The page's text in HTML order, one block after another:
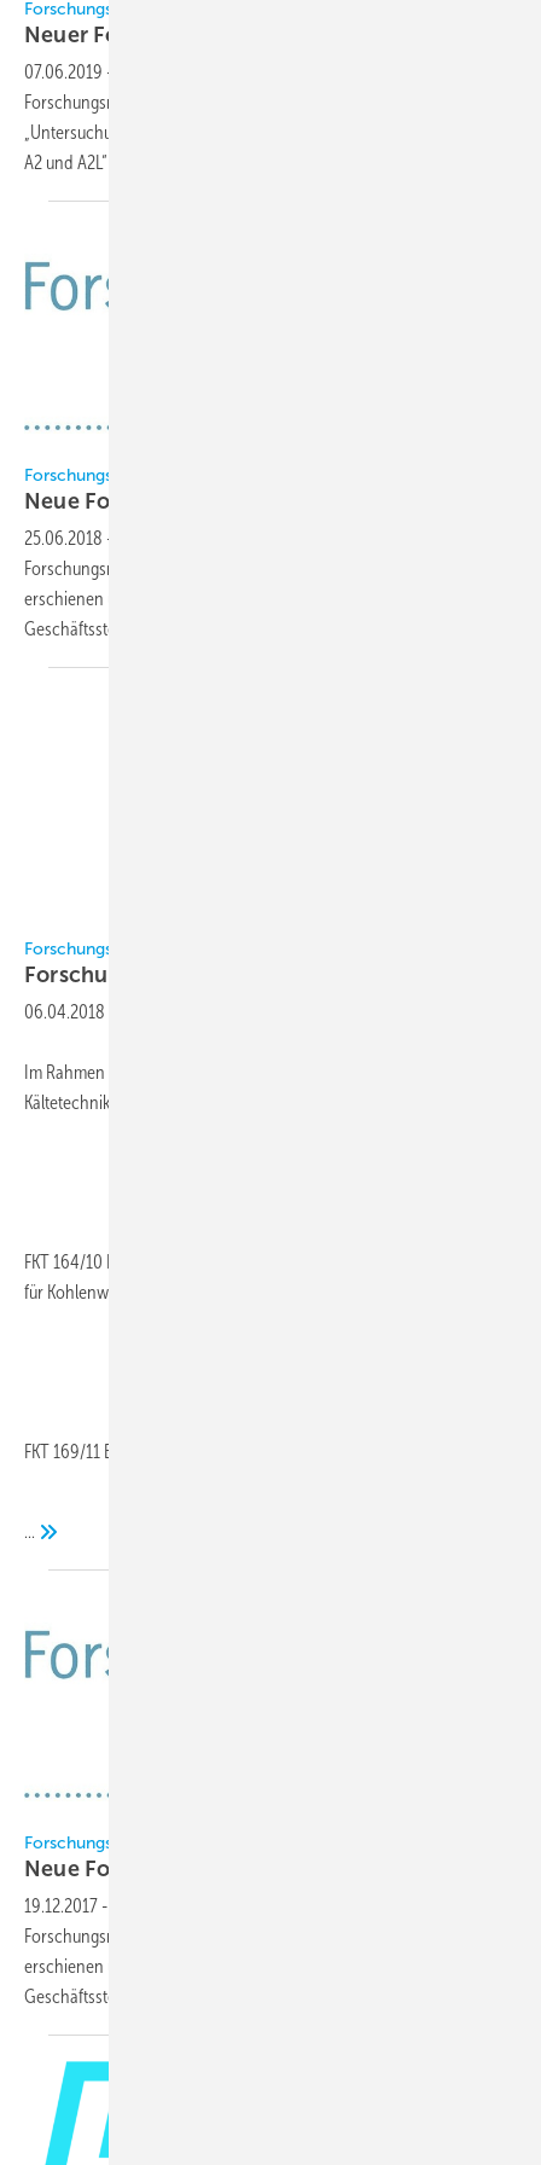
Forschungsrat Kältetechnik
Neuer Forschungsbericht
07.06.2019 -
Forschungsrats Kältetechnik e. V. ist der Forschungsbericht FKT 192/15
„Untersuchung der Odorierung von Kältemitteln der Gefahrenklassen
A2 und A2L“
Forschungsrat Kältetechnik
Neue Forschungsberichte
25.06.2018 -
Forschungsrats Kältetechnik sind folgende Forschungsberichte neu
erschienen und können gegen eine Schutzgebühr über die
Geschäftsstelle des Forschungsrats bezogen
Forschungsrat Kältetechnik
Forschungsberichte
06.04.2018
Im Rahmen der Forschungsaktivitäten des Forschungsrats
Kältetechnik sind folgende Forschungsberichte erschienen:
FKT 164/10 Evaluierung des Forschungsbedarfes von Schmierstoffen
für Kohlenwasserstoff-Kältemittel
FKT 169/11 Energiespeicher – neue Technologien und Potenziale
...
Forschungsrat Kältetechnik (FKT)
Neue Forschungsberichte
19.12.2017 -
Forschungsrats Kältetechnik sind folgende Forschungsberichte
erschienen und können gegen eine Schutzgebühr über die
Geschäftsstelle des Forschungsrats bezogen